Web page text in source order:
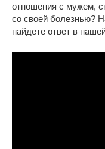
отношения с мужем,
со своей болезнью?
найдете ответ в